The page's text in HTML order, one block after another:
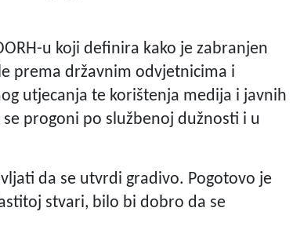
u koji definira kako je zabranjen
prema državnim odvjetnicima i
utjecanja te korištenja medija i javnih
progoni po službenoj dužnosti i u
da se utvrdi gradivo. Pogotovo je
stvari, bilo bi dobro da se